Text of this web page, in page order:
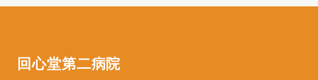
回心堂第二病院